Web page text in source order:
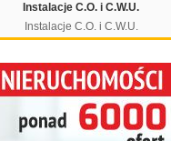
Instalacje C.O. i C.W.U.
Instalacje C.O. i C.W.U.